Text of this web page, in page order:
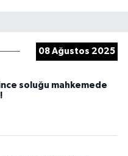
08 Ağustos 2025
soluğu mahkemede